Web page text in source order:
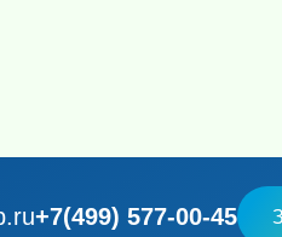
+7(499) 577-00-45